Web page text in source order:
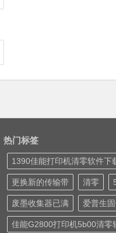
热门标签
1390佳能打印机清零软件下
更换新的传输带 清零
废墨收集器已满 爱普生
佳能G2800打印机5b00清零